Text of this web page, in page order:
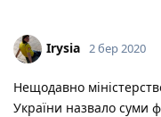
Irysia 2 бер 2020
Нещодавно
України назвало суми